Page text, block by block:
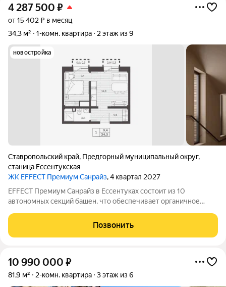
4 287 500 ₽
от 15 402 ₽ в месяц
34,3 м²
1-комн. квартира 2 этаж из 9
новостройка
Ставропольский край, Предгорный муниципальный округ,
станица Ессентукская
ЖК EFFECT Премиум Санрайз, 4 квартал 2027
EFFECT Премиум Санрайз в Ессентуках состоит из 10
автономных секций башен, что обеспечивает органичное
оттенках подчеркивает архитектурную аутентичность и
статус проекта. Цветовые акценты остекления
Позвонить
10 990 000 ₽
81,9 м² 2-комн. квартира 3 этаж из 6